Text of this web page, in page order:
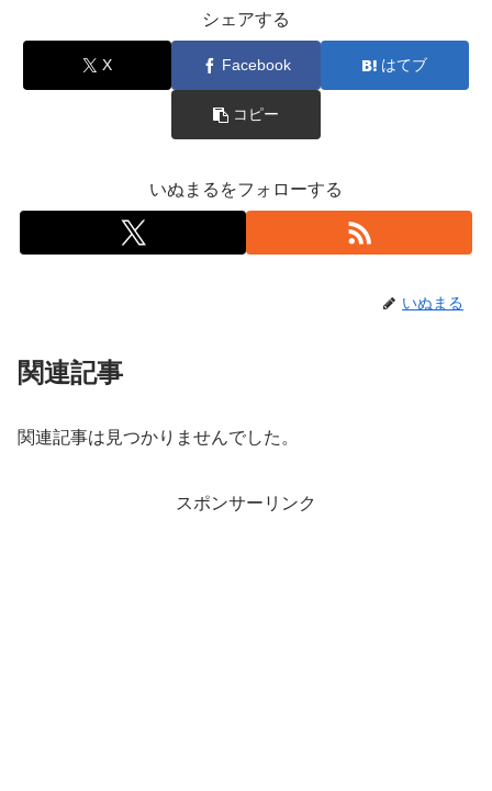
シェアする
X Facebook はてブ
コピー
いぬまるをフォローする
いぬまる
関連記事
関連記事は見つかりませんでした。
スポンサーリンク